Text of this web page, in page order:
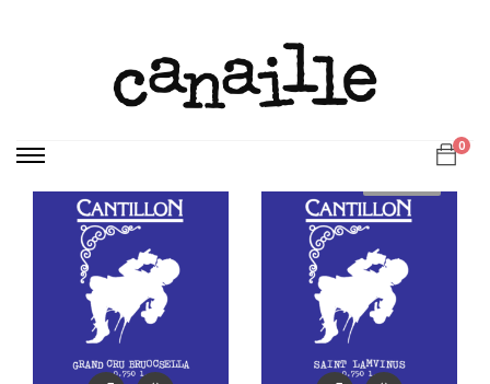
0
Affichage de 1–12 sur 115 résultats